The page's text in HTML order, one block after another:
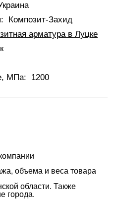
Композит-Захид
арматура в Луцке
МПа:
1200
объема и веса товара
области. Также
города.